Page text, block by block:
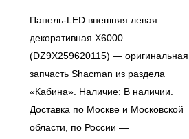
Панель-LED внешняя левая
декоративная X6000
(DZ9X259620115) — оригинальная
запчасть Shacman из раздела
«Кабина». Наличие: В наличии.
Доставка по Москве и Московской
области, по России —